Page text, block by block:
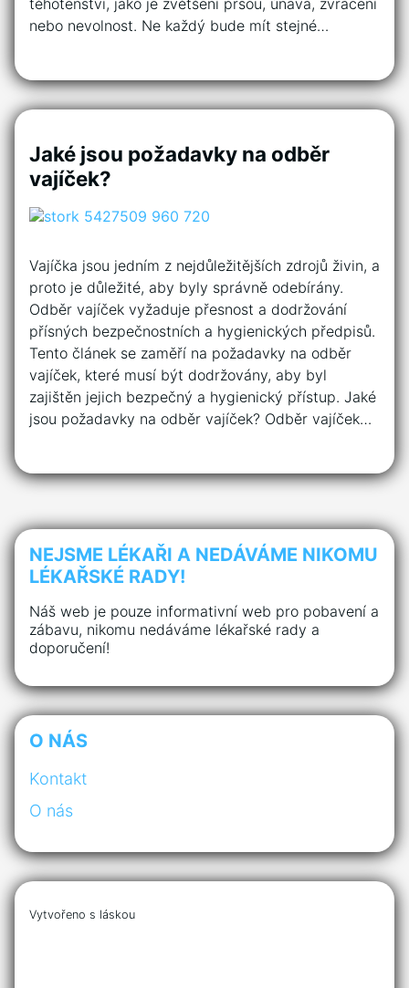
těhotenství, jako je zvětšení prsou, únava, zvracení
nebo nevolnost. Ne každý bude mít stejné…
Jaké jsou požadavky na odběr
vajíček?
Vajíčka jsou jedním z nejdůležitějších zdrojů živin, a
proto je důležité, aby byly správně odebírány.
Odběr vajíček vyžaduje přesnost a dodržování
přísných bezpečnostních a hygienických předpisů.
Tento článek se zaměří na požadavky na odběr
vajíček, které musí být dodržovány, aby byl
zajištěn jejich bezpečný a hygienický přístup. Jaké
jsou požadavky na odběr vajíček? Odběr vajíček…
NEJSME LÉKAŘI A NEDÁVÁME NIKOMU
LÉKAŘSKÉ RADY!
Náš web je pouze informativní web pro pobavení a
zábavu, nikomu nedáváme lékařské rady a
doporučení!
O NÁS
Kontakt
O nás
Vytvořeno s láskou